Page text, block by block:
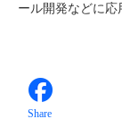
ール開発などに応
Share